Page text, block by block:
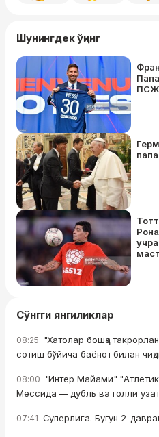
Шунингдек ўқинг
ПСЖ
Сўнгги янгиликлар
08:25 "Хатолар бошқа
сотиш бўйича баёнот билан
08:00 "Интер Майами"
Мессида — дубль ва голли
07:41 Суперлига. Бугун 2-